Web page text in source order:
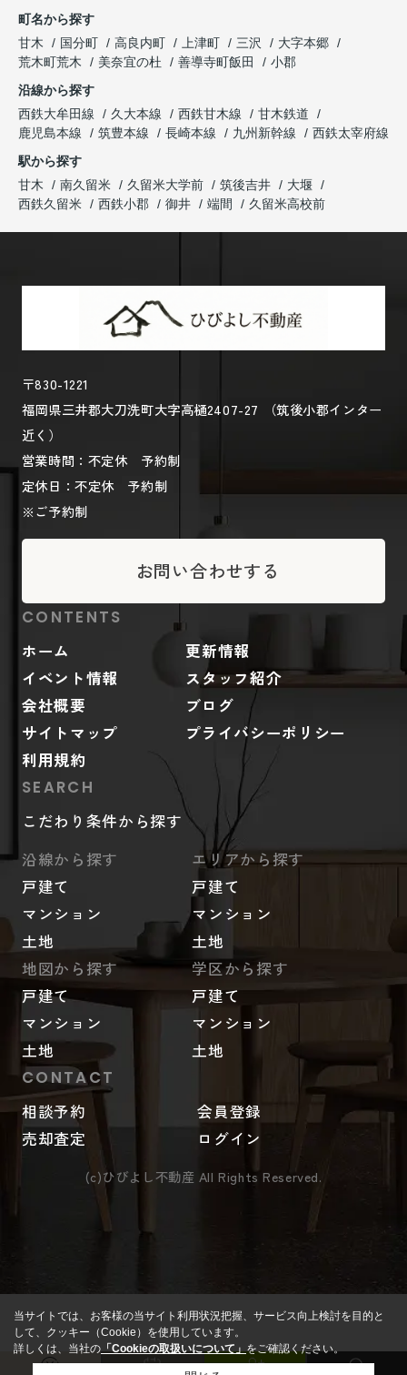
町名から探す
甘木
国分町 高良内町 上津町 三沢
大字本郷
荒木町荒木
美奈宜の杜 善導寺町飯田
小郡
沿線から探す
西鉄大牟田線
久大本線 西鉄甘木線
甘木鉄道
鹿児島本線
筑豊本線 長崎本線 九州新幹線
西鉄太宰府線
駅から探す
甘木
南久留米 久留米大学前 筑後吉井
大堰
西鉄久留米
西鉄小郡 御井 端間 久留米高校前
〒830-1221
福岡県三井郡大刀洗町大字高樋2407-27 （筑後小郡インター
近く）
営業時間：不定休 予約制
定休日：不定休 予約制
※ご予約制
お問い合わせする
CONTENTS
ホーム
更新情報
イベント情報
スタッフ紹介
会社概要
ブログ
サイトマップ
プライバシーポリシー
利用規約
SEARCH
こだわり条件から探す
沿線から探す
戸建て
マンション
土地
エリアから探す
戸建て
マンション
土地
地図から探す
戸建て
マンション
土地
学区から探す
戸建て
マンション
土地
CONTACT
相談予約
会員登録
売却査定
ログイン
(c)ひびよし不動産 All Rights Reserved.
当サイトでは、お客様の当サイト利用状況把握、サービス向上検討を目的と
して、クッキー（Cookie）を使用しています。
詳しくは、当社の 「Cookieの取扱いについて」 をご確認ください。